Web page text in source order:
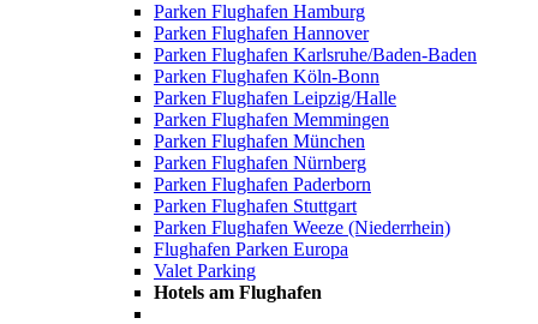
Parken Flughafen Hamburg
Parken Flughafen Hannover
Parken Flughafen Karlsruhe/Baden-Baden
Parken Flughafen Köln-Bonn
Parken Flughafen Leipzig/Halle
Parken Flughafen Memmingen
Parken Flughafen München
Parken Flughafen Nürnberg
Parken Flughafen Paderborn
Parken Flughafen Stuttgart
Parken Flughafen Weeze (Niederrhein)
Flughafen Parken Europa
Valet Parking
Hotels am Flughafen